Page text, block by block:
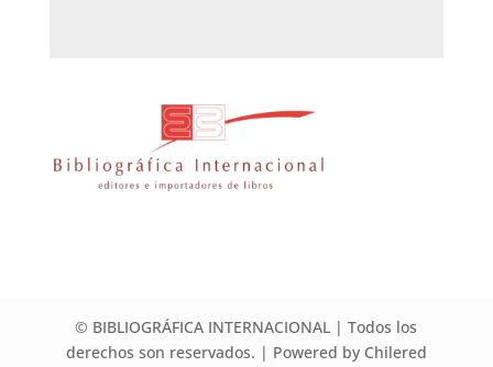
© BIBLIOGRÁFICA INTERNACIONAL | Todos los
derechos son reservados. | Powered by Chilered